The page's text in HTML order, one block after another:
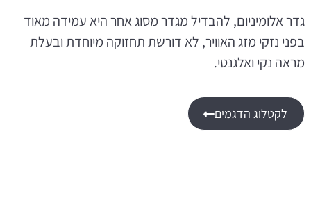
גדר אלומיניום, להבדיל מגדר מסוג אחר היא עמידה מאוד
בפני נזקי מזג האוויר, לא דורשת תחזוקה מיוחדת ובעלת
מראה נקי ואלגנטי.
לקטלוג הדגמים